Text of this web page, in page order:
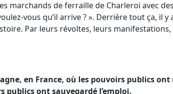
marchands de ferraille de Charleroi avec
vous qu’il arrive ? ». Derrière tout ça, il y
Par leurs révoltes, leurs
en France, où les pouvoirs publics ont
publics ont sauvegardé l’emploi.